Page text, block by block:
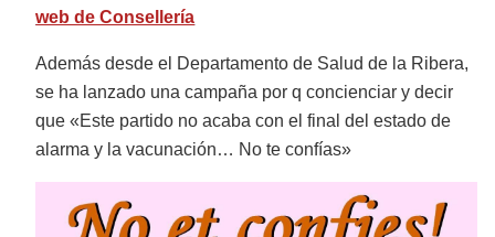
web de Consellería
Además desde el Departamento de Salud de la Ribera,
se ha lanzado una campaña por q concienciar y decir
que «Este partido no acaba con el final del estado de
alarma y la vacunación… No te confías»